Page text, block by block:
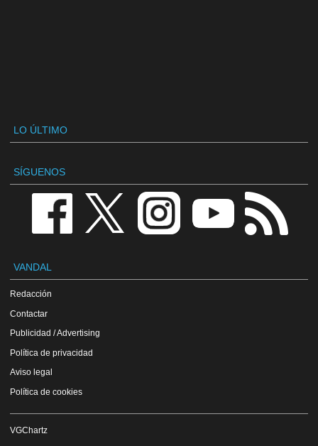
LO ÚLTIMO
SÍGUENOS
VANDAL
Redacción
Contactar
Publicidad / Advertising
Política de privacidad
Aviso legal
Política de cookies
VGChartz